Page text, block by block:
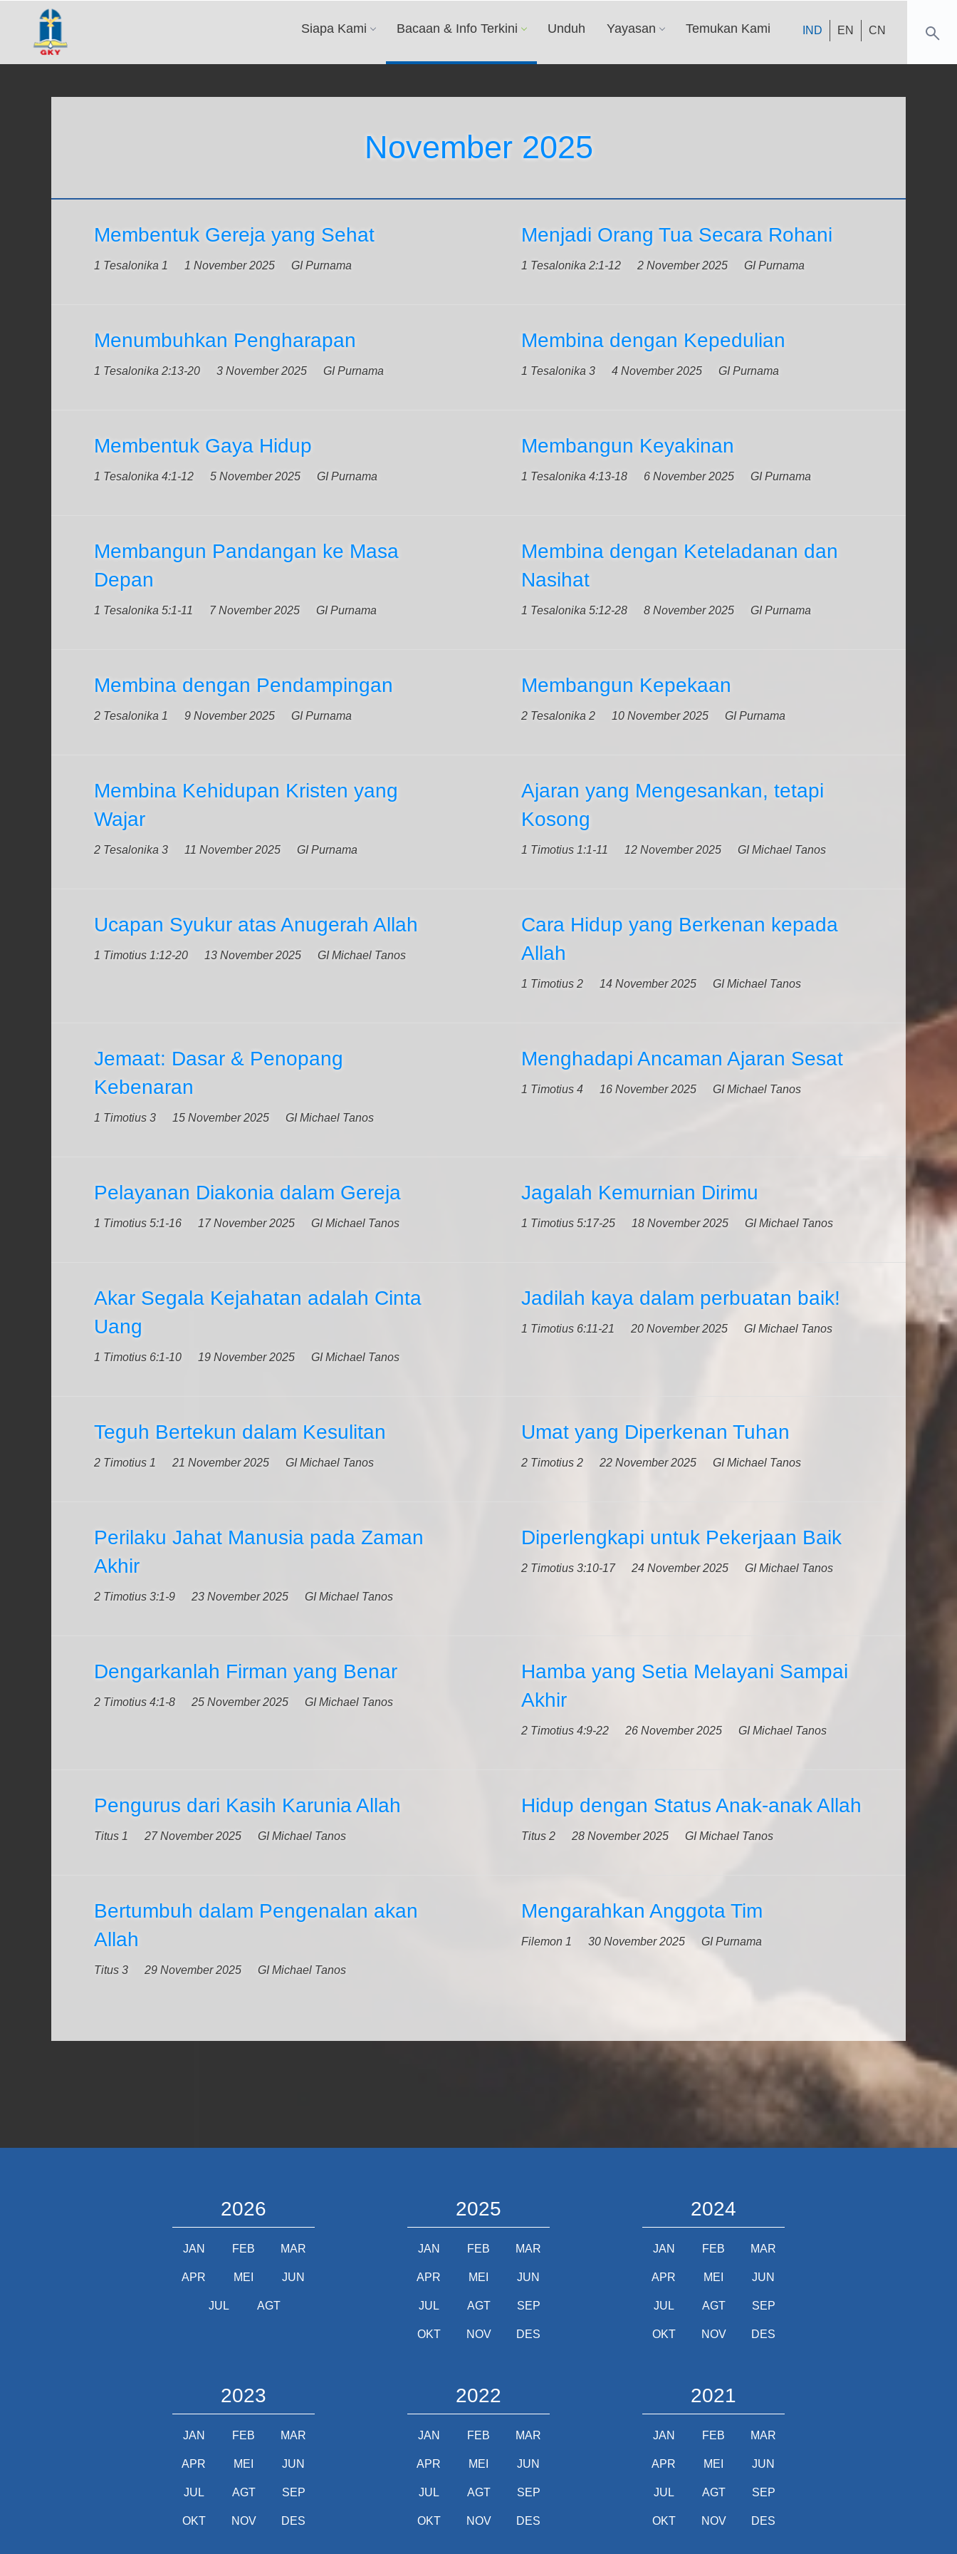
IND EN CN
Siapa Kami Bacaan & Info Terkini Unduh Yayasan Temukan Kami
November 2025
Membentuk Gereja yang Sehat
1 Tesalonika 1 1 November 2025 GI Purnama
Menjadi Orang Tua Secara Rohani
1 Tesalonika 2:1-12 2 November 2025 GI Purnama
Menumbuhkan Pengharapan
1 Tesalonika 2:13-20 3 November 2025 GI Purnama
Membina dengan Kepedulian
1 Tesalonika 3 4 November 2025 GI Purnama
Membentuk Gaya Hidup
1 Tesalonika 4:1-12 5 November 2025 GI Purnama
Membangun Keyakinan
1 Tesalonika 4:13-18 6 November 2025 GI Purnama
Membangun Pandangan ke Masa
Depan
1 Tesalonika 5:1-11 7 November 2025 GI Purnama
Membina dengan Keteladanan dan
Nasihat
1 Tesalonika 5:12-28 8 November 2025 GI Purnama
Membina dengan Pendampingan
2 Tesalonika 1 9 November 2025 GI Purnama
Membangun Kepekaan
2 Tesalonika 2 10 November 2025 GI Purnama
Membina Kehidupan Kristen yang
Wajar
2 Tesalonika 3 11 November 2025 GI Purnama
Ajaran yang Mengesankan, tetapi
Kosong
1 Timotius 1:1-11 12 November 2025 GI Michael Tanos
Ucapan Syukur atas Anugerah Allah
1 Timotius 1:12-20 13 November 2025 GI Michael Tanos
Cara Hidup yang Berkenan kepada
Allah
1 Timotius 2 14 November 2025 GI Michael Tanos
Jemaat: Dasar & Penopang
Kebenaran
1 Timotius 3 15 November 2025 GI Michael Tanos
Menghadapi Ancaman Ajaran Sesat
1 Timotius 4 16 November 2025 GI Michael Tanos
Pelayanan Diakonia dalam Gereja
1 Timotius 5:1-16 17 November 2025 GI Michael Tanos
Jagalah Kemurnian Dirimu
1 Timotius 5:17-25 18 November 2025 GI Michael Tanos
Akar Segala Kejahatan adalah Cinta
Uang
1 Timotius 6:1-10 19 November 2025 GI Michael Tanos
Jadilah kaya dalam perbuatan baik!
1 Timotius 6:11-21 20 November 2025 GI Michael Tanos
Teguh Bertekun dalam Kesulitan
2 Timotius 1 21 November 2025 GI Michael Tanos
Umat yang Diperkenan Tuhan
2 Timotius 2 22 November 2025 GI Michael Tanos
Perilaku Jahat Manusia pada Zaman
Akhir
2 Timotius 3:1-9 23 November 2025 GI Michael Tanos
Diperlengkapi untuk Pekerjaan Baik
2 Timotius 3:10-17 24 November 2025 GI Michael Tanos
Dengarkanlah Firman yang Benar
2 Timotius 4:1-8 25 November 2025 GI Michael Tanos
Hamba yang Setia Melayani Sampai
Akhir
2 Timotius 4:9-22 26 November 2025 GI Michael Tanos
Pengurus dari Kasih Karunia Allah
Titus 1 27 November 2025 GI Michael Tanos
Hidup dengan Status Anak-anak Allah
Titus 2 28 November 2025 GI Michael Tanos
Bertumbuh dalam Pengenalan akan
Allah
Titus 3 29 November 2025 GI Michael Tanos
Mengarahkan Anggota Tim
Filemon 1 30 November 2025 GI Purnama
2026
JAN FEB MAR
APR MEI JUN
JUL AGT
2025
JAN FEB MAR
APR MEI JUN
JUL AGT SEP
OKT NOV DES
2024
JAN FEB MAR
APR MEI JUN
JUL AGT SEP
OKT NOV DES
2023
JAN FEB MAR
APR MEI JUN
JUL AGT SEP
OKT NOV DES
2022
JAN FEB MAR
APR MEI JUN
JUL AGT SEP
OKT NOV DES
2021
JAN FEB MAR
APR MEI JUN
JUL AGT SEP
OKT NOV DES